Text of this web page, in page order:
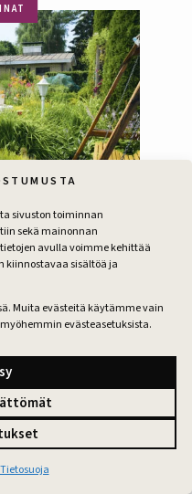
sivuston toiminnan
sekä mainonnan
avulla voimme kehittää
kiinnostavaa sisältöä ja
Muita evästeitä käytämme vain
evästeasetuksista.
Tietosuoja
käsillä
on muodostunut
saadut kasvit